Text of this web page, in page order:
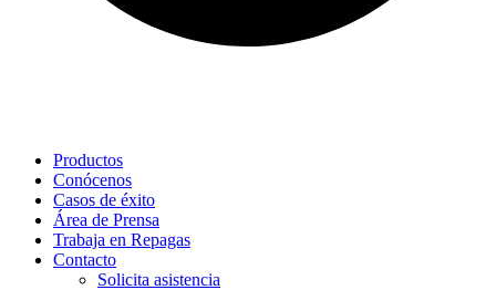
Productos
Conócenos
Casos de éxito
Área de Prensa
Trabaja en Repagas
Contacto
Solicita asistencia